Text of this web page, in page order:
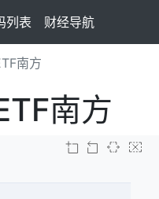
列表 财经导航
南方
南方